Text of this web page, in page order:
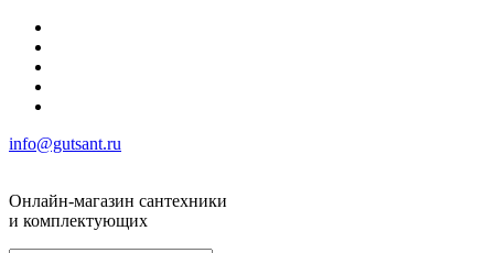
info@gutsant.ru
Онлайн-магазин сантехники
и комплектующих